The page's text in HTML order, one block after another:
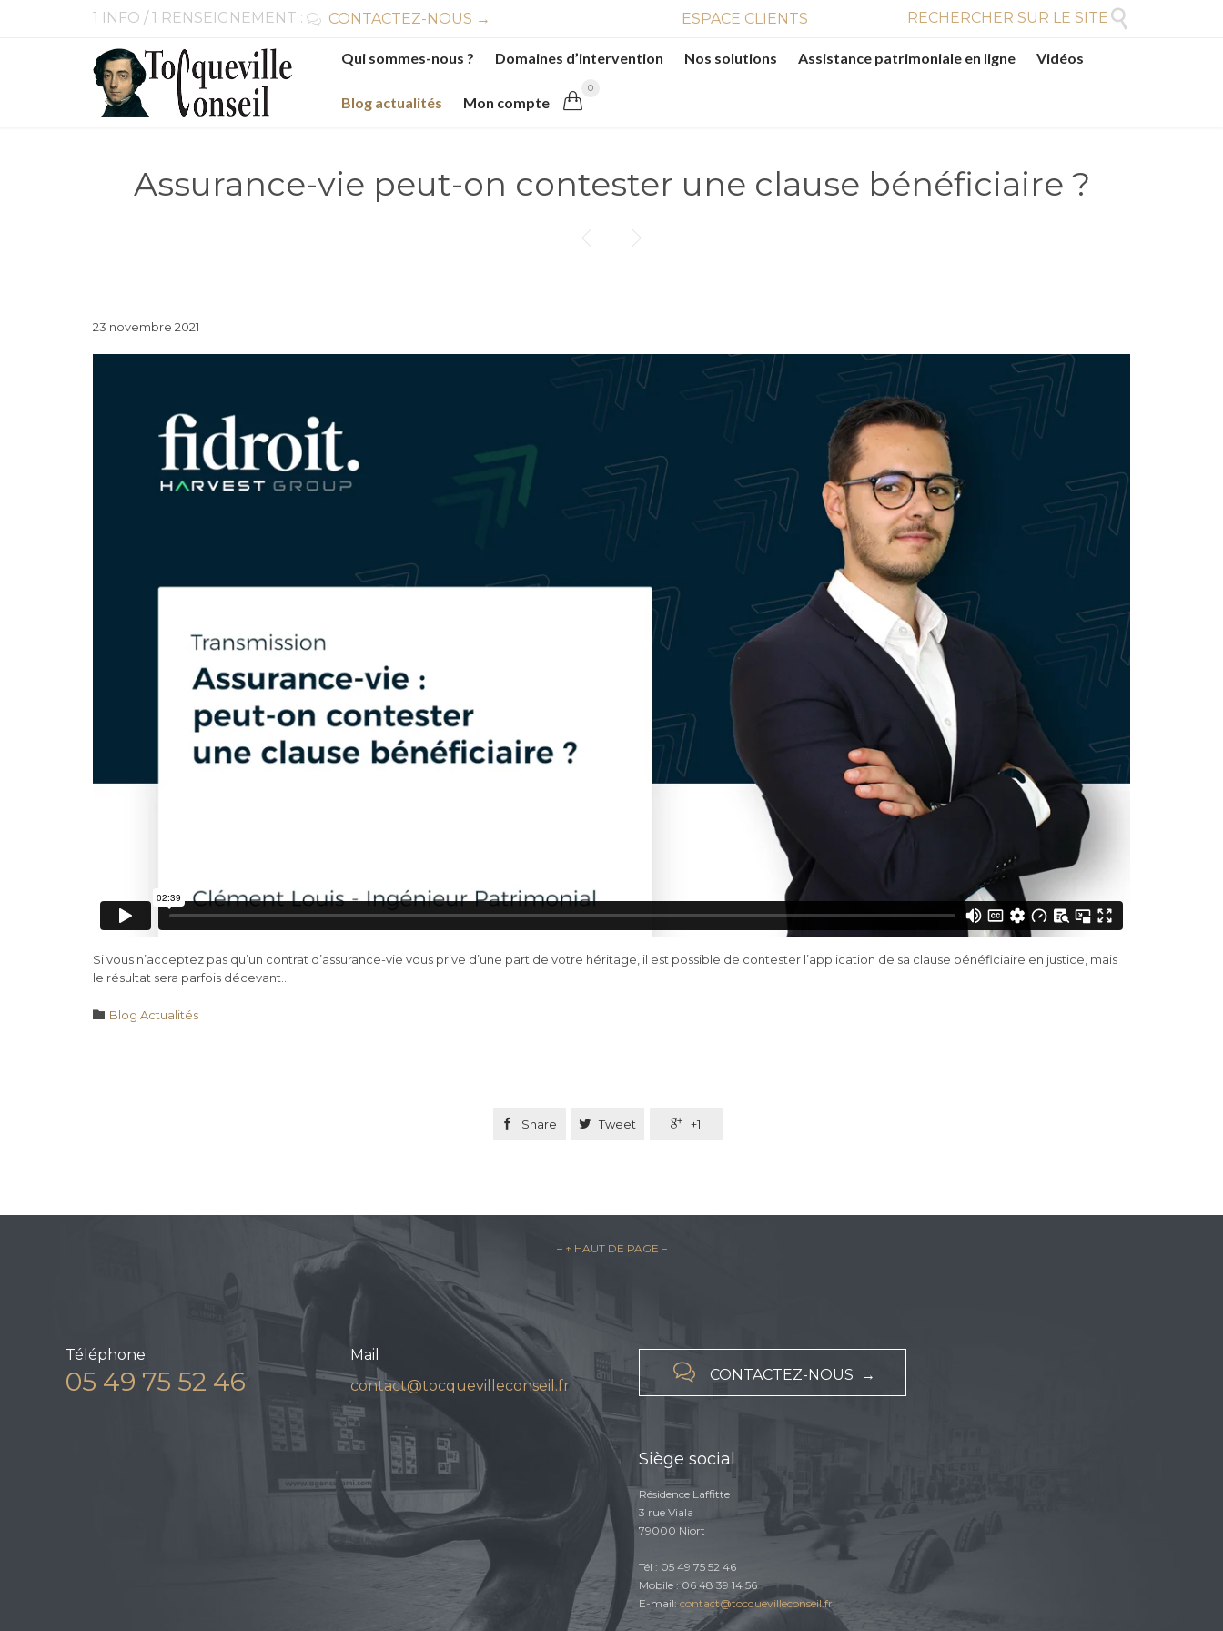
1 INFO / 1 RENSEIGNEMENT :  CONTACTEZ-NOUS → ESPACE CLIENTS RECHERCHER SUR LE SITE 
SkipQui sommes-nous ? Domaines d’intervention Nos solutions Assistance patrimoniale en ligne Vidéos
Blog actualités Mon compte 
0
Assurance-vie peut-on contester une clause bénéficiaire ?
 
23 novembre 2021
Si vous n’acceptez pas qu’un contrat d’assurance-vie vous prive d’une part de votre héritage, il est possible de contester l’application de sa clause bénéficiaire en justice, mais
le résultat sera parfois décevant…
 Category
Blog Actualités
 Share  Tweet  +1
– ↑ HAUT DE PAGE –
Téléphone
05 49 75 52 46
Mail
contact@tocquevilleconseil.fr
 CONTACTEZ-NOUS →
Siège social
Résidence Laffitte
3 rue Viala
79000 Niort
Tél : 05 49 75 52 46
Mobile : 06 48 39 14 56
E-mail:contact@tocquevilleconseil.fr